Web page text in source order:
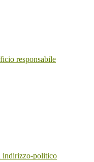
responsabile
indirizzo-politico